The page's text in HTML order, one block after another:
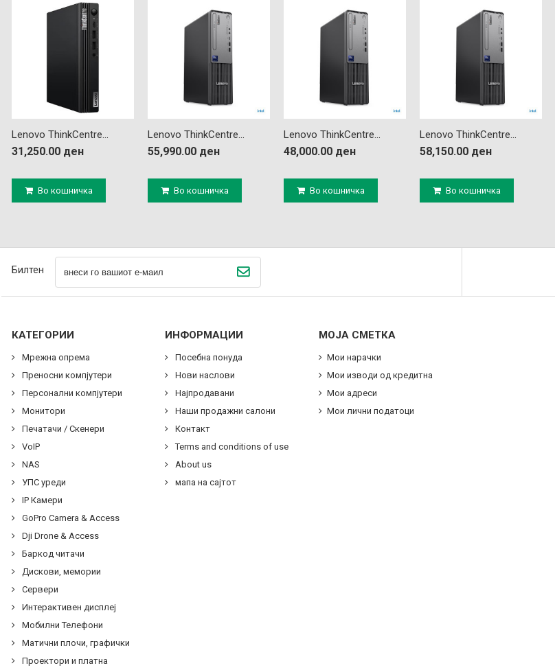
Lenovo ThinkCentre...
31,250.00 ден
Во кошничка
Lenovo ThinkCentre...
55,990.00 ден
Во кошничка
Lenovo ThinkCentre...
48,000.00 ден
Во кошничка
Lenovo ThinkCentre...
58,150.00 ден
Во кошничка
Билтен
КАТЕГОРИИ
Мрежна опрема
Преносни компјутери
Персонални компјутери
Монитори
Печатачи / Скенери
VoIP
NAS
УПС уреди
IP Камери
GoPro Camera & Access
Dji Drone & Access
Баркод читачи
Дискови, мемории
Сервери
Интерактивен дисплеј
Мобилни Телефони
Матични плочи, графички
Проектори и платна
ИНФОРМАЦИИ
Посебна понуда
Нови наслови
Најпродавани
Наши продажни салони
Контакт
Terms and conditions of use
About us
мапа на сајтот
МОЈА СМЕТКА
Мои нарачки
Мои изводи од кредитна
Мои адреси
Мои лични податоци